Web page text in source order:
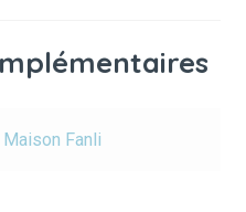
Maison Fanli